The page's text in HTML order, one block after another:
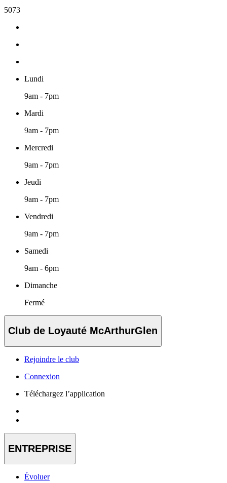
5073
Lundi
9am - 7pm
Mardi
9am - 7pm
Mercredi
9am - 7pm
Jeudi
9am - 7pm
Vendredi
9am - 7pm
Samedi
9am - 6pm
Dimanche
Fermé
Club de Loyauté McArthurGlen
Rejoindre le club
Connexion
Téléchargez l’application
ENTREPRISE
Évoluer